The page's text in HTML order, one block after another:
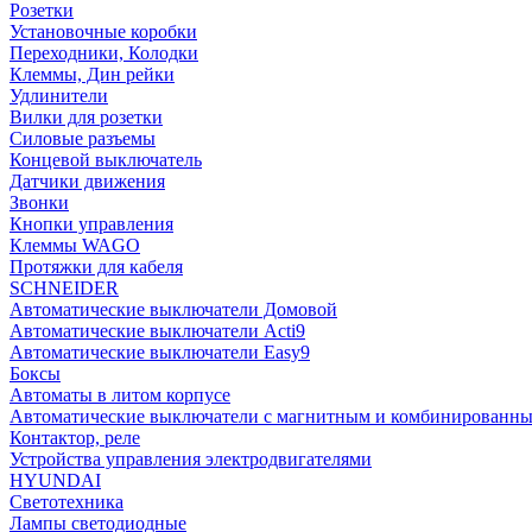
Розетки
Установочные коробки
Переходники, Колодки
Клеммы, Дин рейки
Удлинители
Вилки для розетки
Силовые разъемы
Концевой выключатель
Датчики движения
Звонки
Кнопки управления
Клеммы WAGO
Протяжки для кабеля
SCHNEIDER
Автоматические выключатели Домовой
Автоматические выключатели Acti9
Автоматические выключатели Easy9
Боксы
Автоматы в литом корпусе
Автоматические выключатели с магнитным и
Контактор, реле
Устройства управления электродвигателями
HYUNDAI
Светотехника
Лампы светодиодные